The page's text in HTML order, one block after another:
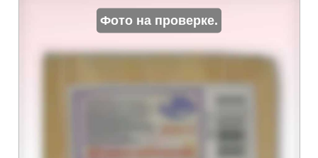
Фото на проверке.